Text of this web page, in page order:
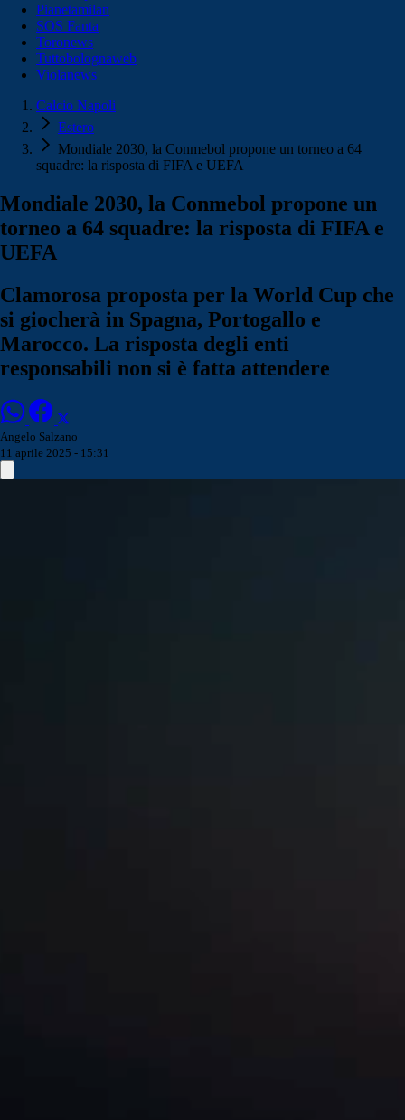
Pianetamilan
SOS Fanta
Toronews
Tuttobolognaweb
Violanews
Calcio Napoli
Estero
Mondiale 2030, la Conmebol propone un torneo a 64
squadre: la risposta di FIFA e UEFA
Mondiale 2030, la Conmebol propone un
torneo a 64 squadre: la risposta di FIFA e
UEFA
Clamorosa proposta per la World Cup che
si giocherà in Spagna, Portogallo e
Marocco. La risposta degli enti
responsabili non si è fatta attendere
Angelo Salzano
11 aprile 2025 - 15:31